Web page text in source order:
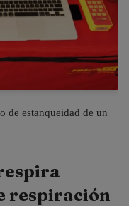
de estanqueidad de un
respiración